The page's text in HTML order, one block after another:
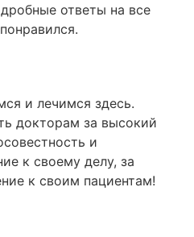
ответы на все
и лечимся здесь.
докторам за высокий
и
к своему делу, за
к своим пациентам!